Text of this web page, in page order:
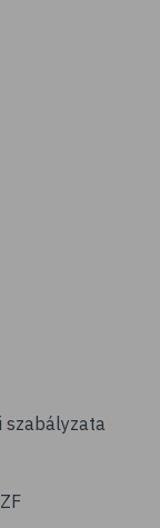
szabályzata